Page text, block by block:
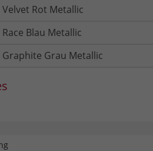
Velvet Rot Metallic
Race Blau Metallic
Graphite Grau Metallic